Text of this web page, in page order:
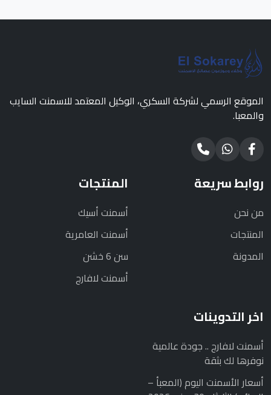
الموقع الرسمي لشركة السكري، الوكيل المعتمد للاسمنت السايب
والمعبا.
روابط سريعة
من نحن
المنتجات
المدونة
المنتجات
أسمنت أسيك
أسمنت العامرية
سن 6 خشن
أسمنت لافارج
اخر التدوينات
أسمنت لافارج .. جودة عالمية
نوفرها لك بثقة
أسعار الأسمنت اليوم (المعبأ –